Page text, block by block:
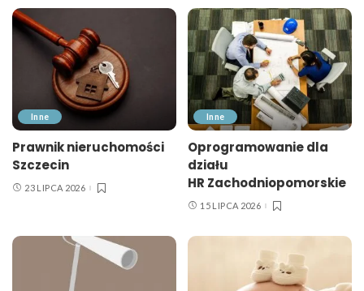
Inne
Prawnik nieruchomości
Szczecin
23 LIPCA 2026
Inne
Oprogramowanie dla
działu
HR Zachodniopomorskie
15 LIPCA 2026